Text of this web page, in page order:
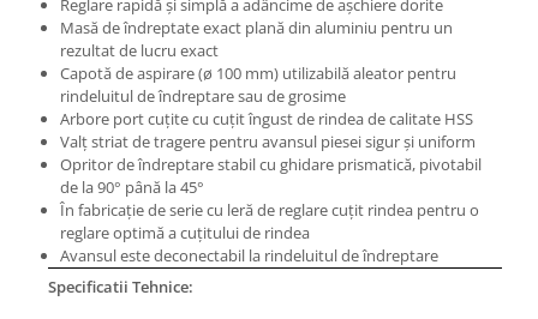
Accesorii prelucrare metal
Universale de strung si accesorii
pentru strunguri
Falci pentru 3 bacuri PS3/ PO3
Falci pentru 4 bacuri PS4/ PO4
Flanșă
Fălcile pentru 3-bacuri DK11
Fălcile pentru 4-bacuri DK12
Mandrine independente
Reglare rapidă şi simplă a adâncime de aşchiere dorite
Masă de îndreptate exact plană din aluminiu pentru un
rezultat de lucru exact
Capotă de aspirare (ø 100 mm) utilizabilă aleator pentru
rindeluitul de îndreptare sau de grosime
Arbore port cuţite cu cuţit îngust de rindea de calitate HSS
Valţ striat de tragere pentru avansul piesei sigur şi uniform
Opritor de îndreptare stabil cu ghidare prismatică, pivotabil
de la 90° până la 45°
În fabricaţie de serie cu leră de reglare cuţit rindea pentru o
reglare optimă a cuţitului de rindea
Avansul este deconectabil la rindeluitul de îndreptare
Specificatii Tehnice: